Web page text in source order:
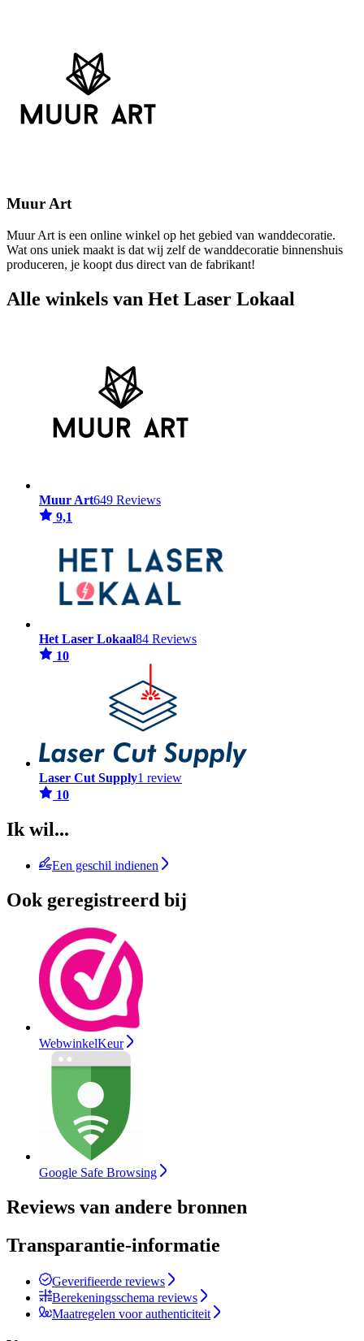
Muur Art
Muur Art is een online winkel op het gebied van wanddecoratie.
Wat ons uniek maakt is dat wij zelf de wanddecoratie binnenshuis
produceren, je koopt dus direct van de fabrikant!
Alle winkels van Het Laser Lokaal
Muur Art649 Reviews
9,1
Het Laser Lokaal84 Reviews
10
Laser Cut Supply1 review
10
Ik wil...
Een geschil indienen
Ook geregistreerd bij
WebwinkelKeur
Google Safe Browsing
Reviews van andere bronnen
Transparantie-informatie
Geverifieerde reviews
Berekeningsschema reviews
Maatregelen voor authenticiteit